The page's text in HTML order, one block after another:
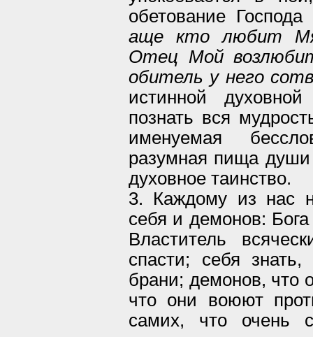
обетование
аще кто любит
Отец Мой
обитель у него
истинной
познать вся
именуемая
разумная пища души
духовное таинство.
3. Каждому из нас
себя и демонов:
Властитель
спасти; себя
брани; демонов, что
что они воюют
самих, что очень